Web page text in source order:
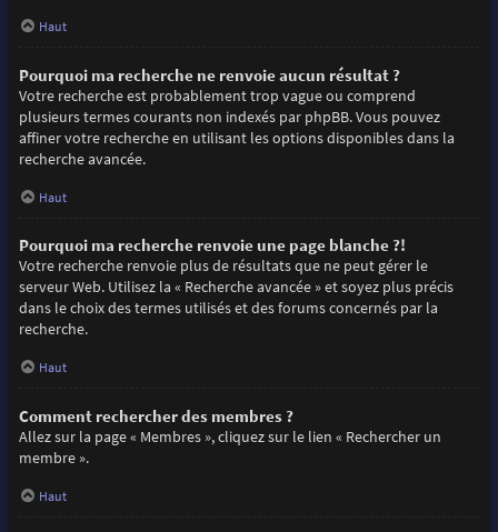
Haut
Pourquoi ma recherche ne renvoie aucun résultat ?
Votre recherche est probablement trop vague ou comprend
plusieurs termes courants non indexés par phpBB. Vous pouvez
affiner votre recherche en utilisant les options disponibles dans la
recherche avancée.
Haut
Pourquoi ma recherche renvoie une page blanche ?!
Votre recherche renvoie plus de résultats que ne peut gérer le
serveur Web. Utilisez la « Recherche avancée » et soyez plus précis
dans le choix des termes utilisés et des forums concernés par la
recherche.
Haut
Comment rechercher des membres ?
Allez sur la page « Membres », cliquez sur le lien « Rechercher un
membre ».
Haut